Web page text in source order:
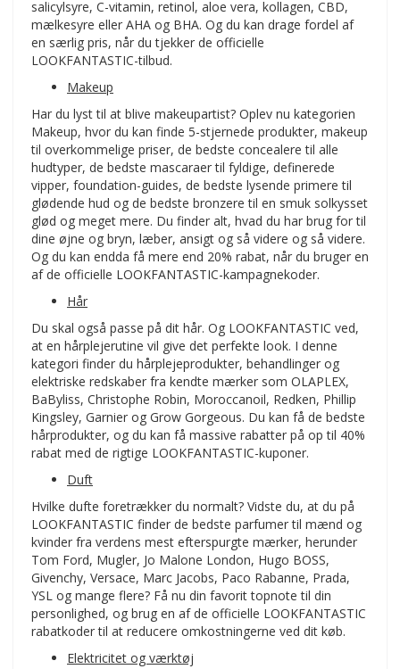
salicylsyre, C-vitamin, retinol, aloe vera, kollagen, CBD,
mælkesyre eller AHA og BHA. Og du kan drage fordel af
en særlig pris, når du tjekker de officielle
LOOKFANTASTIC-tilbud.
Makeup
Har du lyst til at blive makeupartist? Oplev nu kategorien
Makeup, hvor du kan finde 5-stjernede produkter, makeup
til overkommelige priser, de bedste concealere til alle
hudtyper, de bedste mascaraer til fyldige, definerede
vipper, foundation-guides, de bedste lysende primere til
glødende hud og de bedste bronzere til en smuk solkysset
glød og meget mere. Du finder alt, hvad du har brug for til
dine øjne og bryn, læber, ansigt og så videre og så videre.
Og du kan endda få mere end 20% rabat, når du bruger en
af de officielle LOOKFANTASTIC-kampagnekoder.
Hår
Du skal også passe på dit hår. Og LOOKFANTASTIC ved,
at en hårplejerutine vil give det perfekte look. I denne
kategori finder du hårplejeprodukter, behandlinger og
elektriske redskaber fra kendte mærker som OLAPLEX,
BaByliss, Christophe Robin, Moroccanoil, Redken, Phillip
Kingsley, Garnier og Grow Gorgeous. Du kan få de bedste
hårprodukter, og du kan få massive rabatter på op til 40%
rabat med de rigtige LOOKFANTASTIC-kuponer.
Duft
Hvilke dufte foretrækker du normalt? Vidste du, at du på
LOOKFANTASTIC finder de bedste parfumer til mænd og
kvinder fra verdens mest efterspurgte mærker, herunder
Tom Ford, Mugler, Jo Malone London, Hugo BOSS,
Givenchy, Versace, Marc Jacobs, Paco Rabanne, Prada,
YSL og mange flere? Få nu din favorit topnote til din
personlighed, og brug en af de officielle LOOKFANTASTIC
rabatkoder til at reducere omkostningerne ved dit køb.
Elektricitet og værktøj